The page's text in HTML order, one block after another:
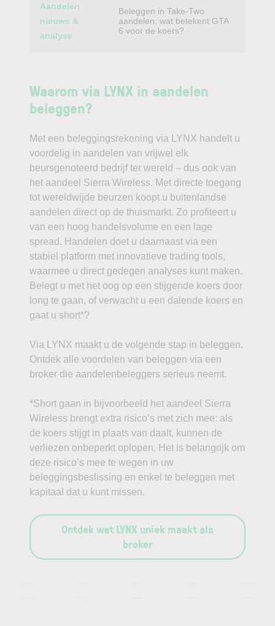
Aandelen
nieuws &
analyse
Beleggen in Take-Two
aandelen: wat betekent GTA
6 voor de koers?
Waarom via LYNX in aandelen
beleggen?
Met een beleggingsrekening via LYNX handelt u
voordelig in aandelen van vrijwel elk
beursgenoteerd bedrijf ter wereld – dus ook van
het aandeel Sierra Wireless. Met directe toegang
tot wereldwijde beurzen koopt u buitenlandse
aandelen direct op de thuismarkt. Zo profiteert u
van een hoog handelsvolume en een lage
spread. Handelen doet u daarnaast via een
stabiel platform met innovatieve trading tools,
waarmee u direct gedegen analyses kunt maken.
Belegt u met het oog op een stijgende koers door
long te gaan, of verwacht u een dalende koers en
gaat u short*?
Via LYNX maakt u de volgende stap in beleggen.
Ontdek alle voordelen van beleggen via een
broker die aandelenbeleggers serieus neemt.
*Short gaan in bijvoorbeeld het aandeel Sierra
Wireless brengt extra risico’s met zich mee: als
de koers stijgt in plaats van daalt, kunnen de
verliezen onbeperkt oplopen. Het is belangrijk om
deze risico’s mee te wegen in uw
beleggingsbeslissing en enkel te beleggen met
kapitaal dat u kunt missen.
Ontdek wat LYNX uniek maakt als
broker